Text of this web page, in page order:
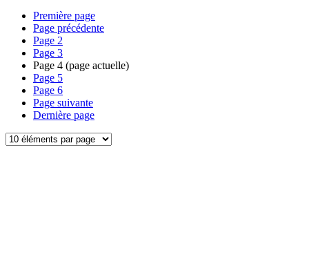
Première page
Page précédente
Page 2
Page 3
Page 4 (page actuelle)
Page 5
Page 6
Page suivante
Dernière page